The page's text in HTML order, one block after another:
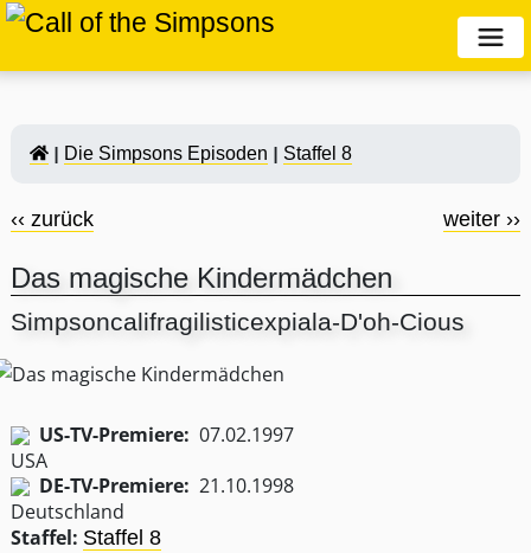
Die Simpsons Episoden Staffel 8
‹‹ zurück weiter ››
Das magische Kindermädchen
Simpsoncalifragilisticexpiala-D'oh-Cious
US-TV-Premiere: 07.02.1997
DE-TV-Premiere: 21.10.1998
Staffel: Staffel 8